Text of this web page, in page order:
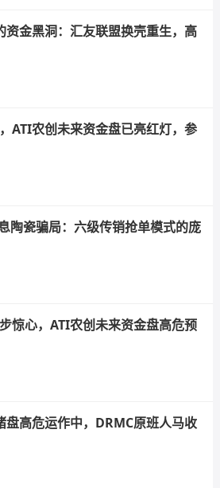
资金黑洞：汇友联盟换壳重生，高
ATI农创未来资金盘已亮红灯，参
陶瓷骗局：六级传销抢单模式的庞
惊心，ATI农创未来资金盘高危预
盘高危运作中，DRMC原班人马收